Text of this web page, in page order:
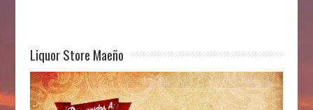
Liquor Store Maeño